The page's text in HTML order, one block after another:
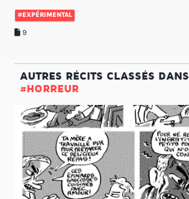
#EXPÉRIMENTAL
9
AUTRES RÉCITS CLASSÉS DANS
#HORREUR